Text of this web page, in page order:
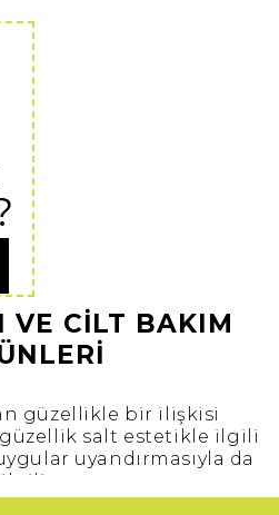
VE CİLT BAKIM
güzellikle bir ilişkisi
salt estetikle ilgili
uyandırmasıyla da
ilgili…
“güzel” hissetmekle